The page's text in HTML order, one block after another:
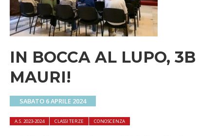
IN BOCCA AL LUPO, 3B
MAURI!
SABATO 6 APRILE 2024
A.S. 2023-2024 CLASSI TERZE CONOSCENZA